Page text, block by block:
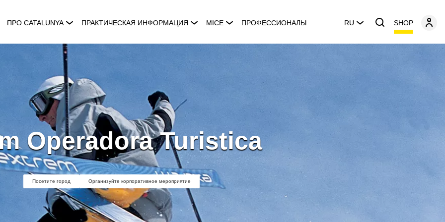
ПРО CATALUNYA ПРАКТИЧЕСКАЯ ИНФОРМАЦИЯ MICE ПРОФЕССИОНАЛЫ RU SHOP
Operadora Turistica
Посетите город Организуйте корпоративное мероприятие